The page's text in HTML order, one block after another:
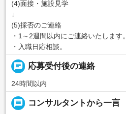
(4)面接・施設見学
↓
(5)採否のご連絡
・1～2週間以内にご連絡いたします。
・入職日応相談。
chat 応募受付後の連絡
24時間以内
message コンサルタントから一言